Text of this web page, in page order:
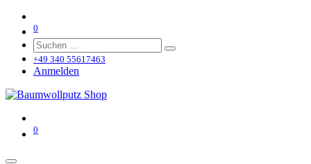
0
+49 340 55617463
Anmelden
0